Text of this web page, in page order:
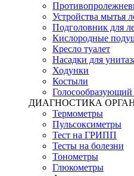
Устройства мытья
Подголовник для
Кислородные
Кресло туалет
Насадки для
Ходунки
Костыли
Голосообразующий
ДИАГНОСТИКА
Термометры
Пульсоксиметры
Тест на ГРИПП
Тесты на болезни
Тонометры
Глюкометры